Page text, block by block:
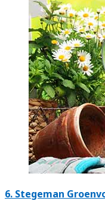
6. Stegeman